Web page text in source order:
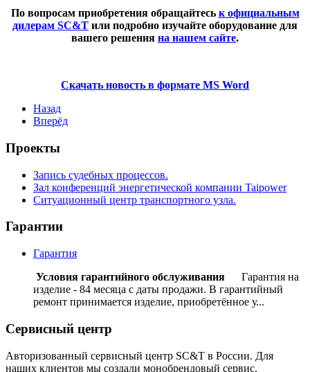
По вопросам приобретения обращайтесь к официальным
дилерам SC&T или подробно изучайте оборудование для
вашего решения на нашем сайте.
Скачать новость в формате MS Word
Назад
Вперёд
Проекты
Запись судебных процессов.
Зал конференций энергетической компании Taipower
Ситуационный центр транспортного узла.
Гарантии
Гарантия
Условия гарантийного обслуживания Гарантия на
изделие - 84 месяца с даты продажи. В гарантийный
ремонт принимается изделие, приобретённое у...
Сервисный центр
Авторизованный сервисный центр SC&T в России. Для
наших клиентов мы создали монобрендовый сервис.